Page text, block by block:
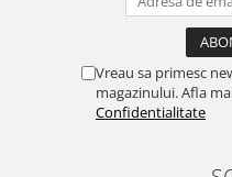
Vreau sa primesc
magazinului. Afla
Confidentialitate